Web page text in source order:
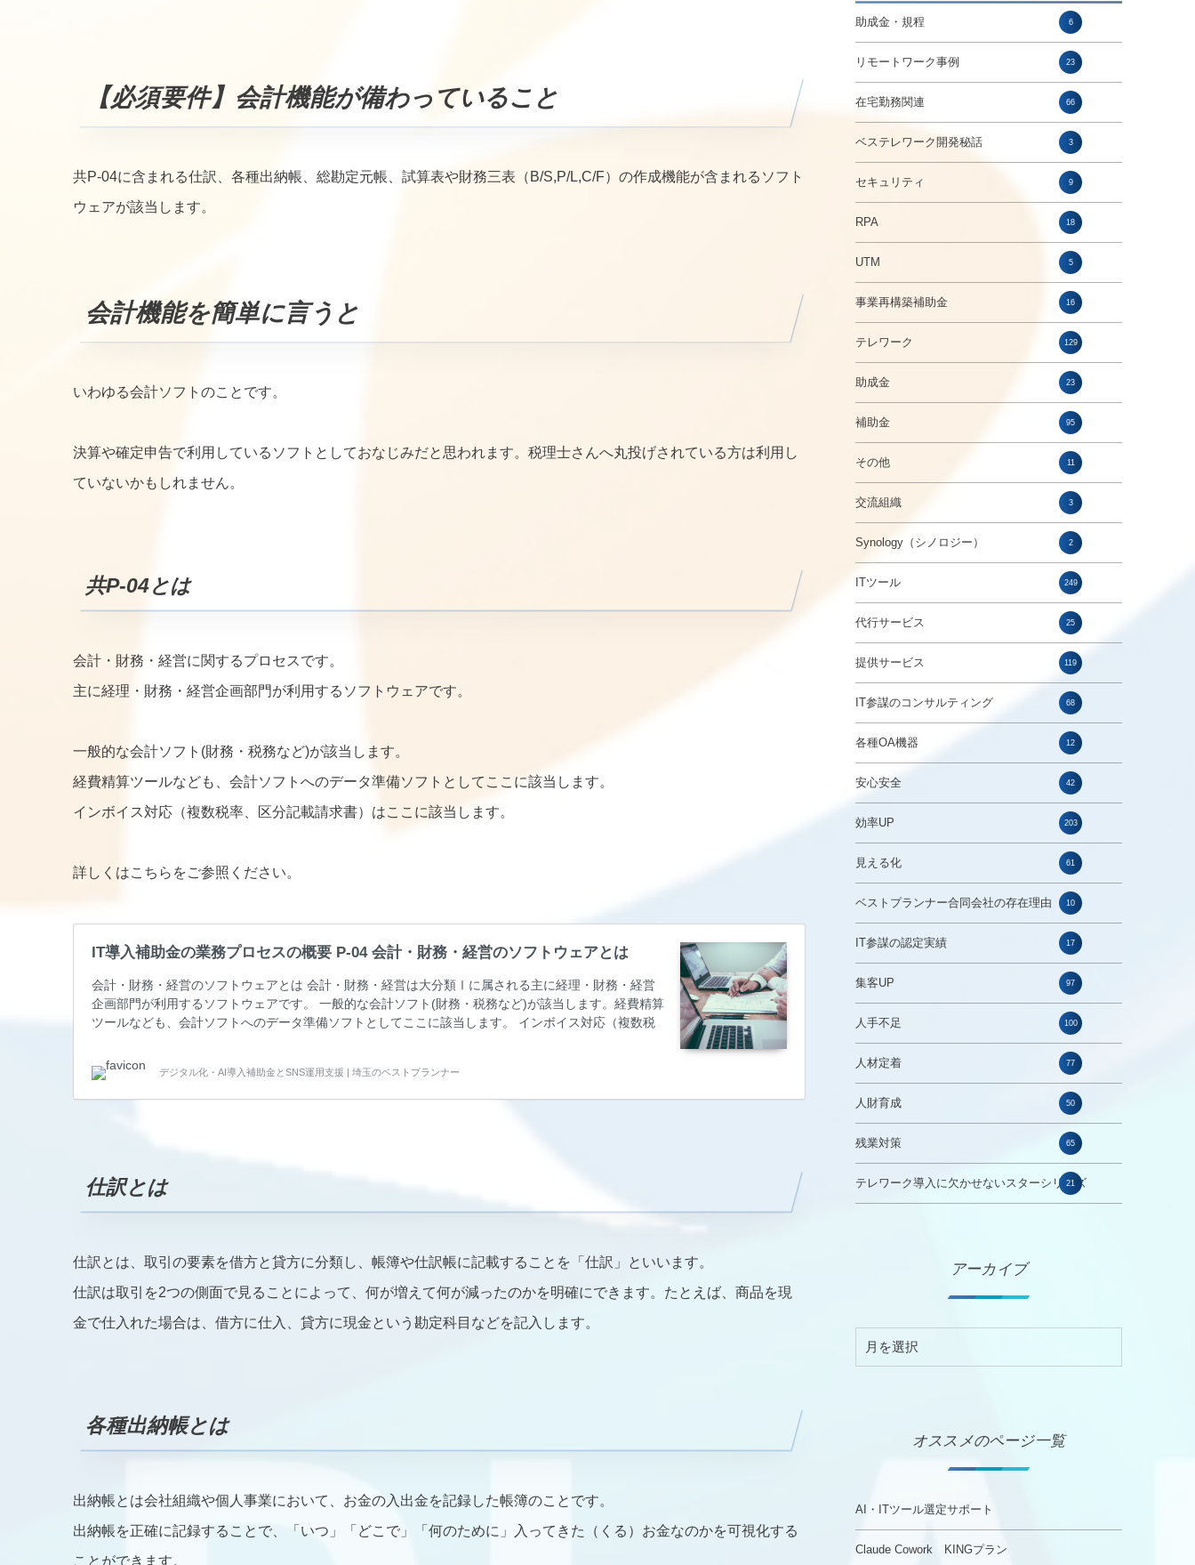
【必須要件】会計機能が備わっていること
共P-04に含まれる仕訳、各種出納帳、総勘定元帳、試算表や財務三表（B/S,P/L,C/F）の作成機能が含まれるソフト
ウェアが該当します。
会計機能を簡単に言うと
いわゆる会計ソフトのことです。
決算や確定申告で利用しているソフトとしておなじみだと思われます。税理士さんへ丸投げされている方は利用し
ていないかもしれません。
共P-04とは
会計・財務・経営に関するプロセスです。
主に経理・財務・経営企画部門が利用するソフトウェアです。
一般的な会計ソフト(財務・税務など)が該当します。
経費精算ツールなども、会計ソフトへのデータ準備ソフトとしてここに該当します。
インボイス対応（複数税率、区分記載請求書）はここに該当します。
詳しくはこちらをご参照ください。
IT導入補助金の業務プロセスの概要 P-04 会計・財務・経営のソフトウェアとは
会計・財務・経営のソフトウェアとは 会計・財務・経営は大分類Ⅰに属される主に経理・財務・経営
企画部門が利用するソフトウェアです。 一般的な会計ソフト(財務・税務など)が該当します。経費精算
ツールなども、会計ソフトへのデータ準備ソフトとしてここに該当します。 インボイス対応（複数税
ント） 予算統制、資金繰り計画、CMS（キャッシュ・マネジメント）で使用されるソフトウェアで
す。 仕訳、各種出納帳、総勘定元帳、残高試算表、財務三表（B/S,P/L,C/F） 仕訳、各種出納帳、総勘
定元帳、残高試算表、財務三表…
デジタル化・AI導入補助金とSNS運用支援 | 埼玉のベストプランナー
仕訳とは
仕訳とは、取引の要素を借方と貸方に分類し、帳簿や仕訳帳に記載することを「仕訳」といいます。
仕訳は取引を2つの側面で見ることによって、何が増えて何が減ったのかを明確にできます。たとえば、商品を現
金で仕入れた場合は、借方に仕入、貸方に現金という勘定科目などを記入します。
各種出納帳とは
出納帳とは会社組織や個人事業において、お金の入出金を記録した帳簿のことです。
出納帳を正確に記録することで、「いつ」「どこで」「何のために」入ってきた（くる）お金なのかを可視化する
ことができます。
助成金・規程 6
リモートワーク事例 23
在宅勤務関連 66
ベステレワーク開発秘話 3
セキュリティ 9
RPA 18
UTM 5
事業再構築補助金 16
テレワーク 129
助成金 23
補助金 95
その他 11
交流組織 3
Synology（シノロジー） 2
ITツール 249
代行サービス 25
提供サービス 119
IT参謀のコンサルティング 68
各種OA機器 12
安心安全 42
効率UP 203
見える化 61
ベストプランナー合同会社の存在理由 10
IT参謀の認定実績 17
集客UP 97
人手不足 100
人材定着 77
人財育成 50
残業対策 65
テレワーク導入に欠かせないスターシリーズ
21
アーカイブ
オススメのページ一覧
AI・ITツール選定サポート
Claude Cowork KINGプラン